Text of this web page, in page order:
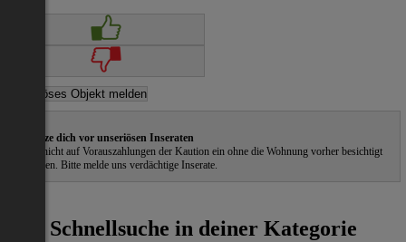
Schütze dich vor unseriösen Inseraten
Gehe nicht auf Vorauszahlungen der Kaution ein ohne die Wohnung vorher besichtigt
zu haben. Bitte melde uns verdächtige Inserate.
Schnellsuche in deiner Kategorie